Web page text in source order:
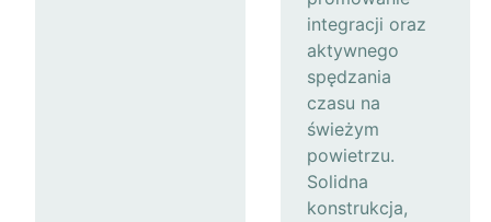
integracji oraz
aktywnego
spędzania
czasu na
świeżym
powietrzu.
Solidna
konstrukcja,